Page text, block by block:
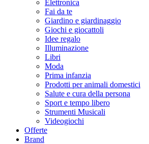
Elettronica
Fai da te
Giardino e giardinaggio
Giochi e giocattoli
Idee regalo
Illuminazione
Libri
Moda
Prima infanzia
Prodotti per animali domestici
Salute e cura della persona
Sport e tempo libero
Strumenti Musicali
Videogiochi
Offerte
Brand